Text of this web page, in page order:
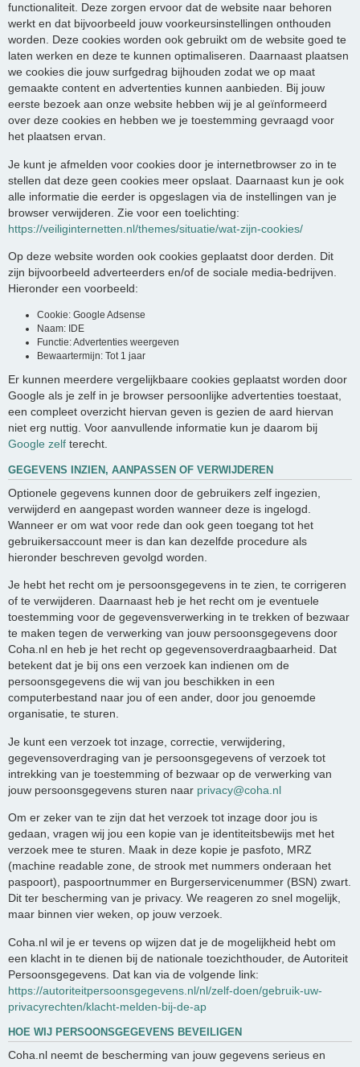
functionaliteit. Deze zorgen ervoor dat de website naar behoren
werkt en dat bijvoorbeeld jouw voorkeursinstellingen onthouden
worden. Deze cookies worden ook gebruikt om de website goed te
laten werken en deze te kunnen optimaliseren. Daarnaast plaatsen
we cookies die jouw surfgedrag bijhouden zodat we op maat
gemaakte content en advertenties kunnen aanbieden. Bij jouw
eerste bezoek aan onze website hebben wij je al geïnformeerd
over deze cookies en hebben we je toestemming gevraagd voor
het plaatsen ervan.
Je kunt je afmelden voor cookies door je internetbrowser zo in te
stellen dat deze geen cookies meer opslaat. Daarnaast kun je ook
alle informatie die eerder is opgeslagen via de instellingen van je
browser verwijderen. Zie voor een toelichting:
https://veiliginternetten.nl/themes/situatie/wat-zijn-cookies/
Op deze website worden ook cookies geplaatst door derden. Dit
zijn bijvoorbeeld adverteerders en/of de sociale media-bedrijven.
Hieronder een voorbeeld:
Cookie: Google Adsense
Naam: IDE
Functie: Advertenties weergeven
Bewaartermijn: Tot 1 jaar
Er kunnen meerdere vergelijkbaare cookies geplaatst worden door
Google als je zelf in je browser persoonlijke advertenties toestaat,
een compleet overzicht hiervan geven is gezien de aard hiervan
niet erg nuttig. Voor aanvullende informatie kun je daarom bij
Google zelf terecht.
GEGEVENS INZIEN, AANPASSEN OF VERWIJDEREN
Optionele gegevens kunnen door de gebruikers zelf ingezien,
verwijderd en aangepast worden wanneer deze is ingelogd.
Wanneer er om wat voor rede dan ook geen toegang tot het
gebruikersaccount meer is dan kan dezelfde procedure als
hieronder beschreven gevolgd worden.
Je hebt het recht om je persoonsgegevens in te zien, te corrigeren
of te verwijderen. Daarnaast heb je het recht om je eventuele
toestemming voor de gegevensverwerking in te trekken of bezwaar
te maken tegen de verwerking van jouw persoonsgegevens door
Coha.nl en heb je het recht op gegevensoverdraagbaarheid. Dat
betekent dat je bij ons een verzoek kan indienen om de
persoonsgegevens die wij van jou beschikken in een
computerbestand naar jou of een ander, door jou genoemde
organisatie, te sturen.
Je kunt een verzoek tot inzage, correctie, verwijdering,
gegevensoverdraging van je persoonsgegevens of verzoek tot
intrekking van je toestemming of bezwaar op de verwerking van
jouw persoonsgegevens sturen naar privacy@coha.nl
Om er zeker van te zijn dat het verzoek tot inzage door jou is
gedaan, vragen wij jou een kopie van je identiteitsbewijs met het
verzoek mee te sturen. Maak in deze kopie je pasfoto, MRZ
(machine readable zone, de strook met nummers onderaan het
paspoort), paspoortnummer en Burgerservicenummer (BSN) zwart.
Dit ter bescherming van je privacy. We reageren zo snel mogelijk,
maar binnen vier weken, op jouw verzoek.
Coha.nl wil je er tevens op wijzen dat je de mogelijkheid hebt om
een klacht in te dienen bij de nationale toezichthouder, de Autoriteit
Persoonsgegevens. Dat kan via de volgende link:
https://autoriteitpersoonsgegevens.nl/nl/zelf-doen/gebruik-uw-
privacyrechten/klacht-melden-bij-de-ap
HOE WIJ PERSOONSGEGEVENS BEVEILIGEN
Coha.nl neemt de bescherming van jouw gegevens serieus en